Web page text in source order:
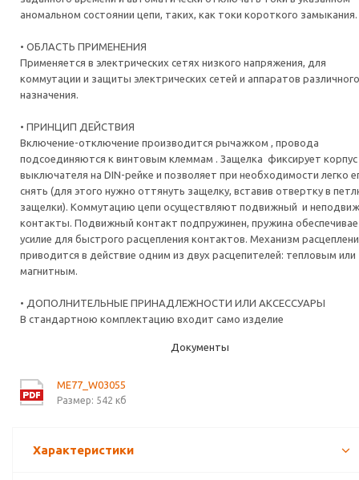
аномальном состоянии цепи, таких, как токи короткого замыкания.
• ОБЛАСТЬ ПРИМЕНЕНИЯ
Применяется в электрических сетях низкого напряжения, для
коммутации и защиты электрических сетей и аппаратов различного
назначения.
• ПРИНЦИП ДЕЙСТВИЯ
Включение-отключение производится рычажком , провода
подсоединяются к винтовым клеммам . Защелка фиксирует корпус
выключателя на DIN-рейке и позволяет при необходимости легко
снять (для этого нужно оттянуть защелку, вставив отвертку в
защелки). Коммутацию цепи осуществляют подвижный и
контакты. Подвижный контакт подпружинен, пружина
усилие для быстрого расцепления контактов. Механизм
приводится в действие одним из двух расцепителей: тепловым или
магнитным.
• ДОПОЛНИТЕЛЬНЫЕ ПРИНАДЛЕЖНОСТИ ИЛИ АКСЕССУАРЫ
В стандартною комплектацию входит само изделие
Документы
ME77_W03055
Размер: 542 кб
Характеристики